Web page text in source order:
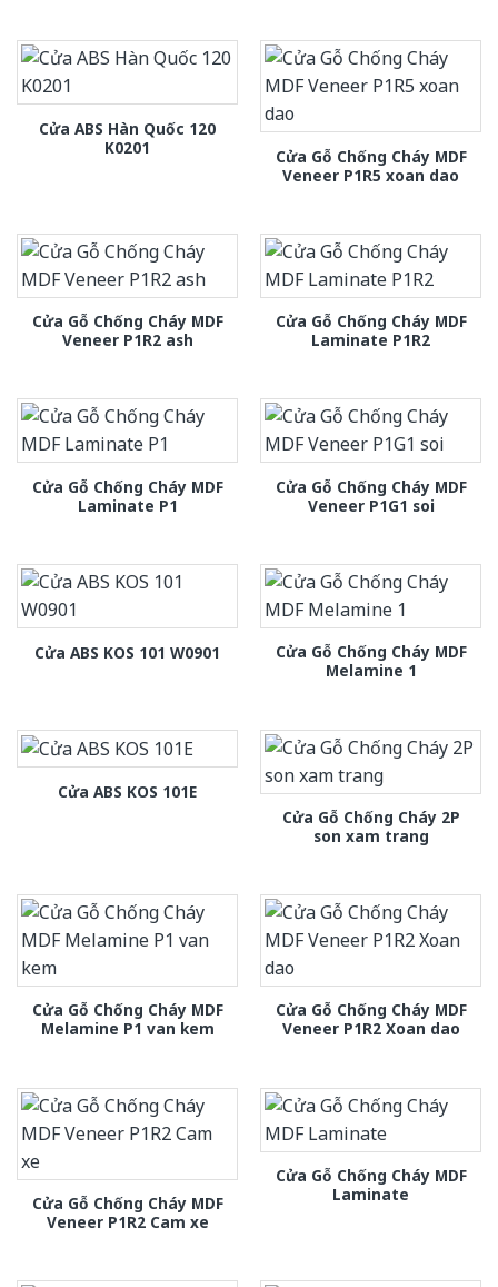
Cửa ABS Hàn Quốc 120
K0201
Cửa Gỗ Chống Cháy MDF
Veneer P1R5 xoan dao
Cửa Gỗ Chống Cháy MDF
Veneer P1R2 ash
Cửa Gỗ Chống Cháy MDF
Laminate P1R2
Cửa Gỗ Chống Cháy MDF
Laminate P1
Cửa Gỗ Chống Cháy MDF
Veneer P1G1 soi
Cửa ABS KOS 101 W0901
Cửa Gỗ Chống Cháy MDF
Melamine 1
Cửa ABS KOS 101E
Cửa Gỗ Chống Cháy 2P
son xam trang
Cửa Gỗ Chống Cháy MDF
Melamine P1 van kem
Cửa Gỗ Chống Cháy MDF
Veneer P1R2 Xoan dao
Cửa Gỗ Chống Cháy MDF
Veneer P1R2 Cam xe
Cửa Gỗ Chống Cháy MDF
Laminate